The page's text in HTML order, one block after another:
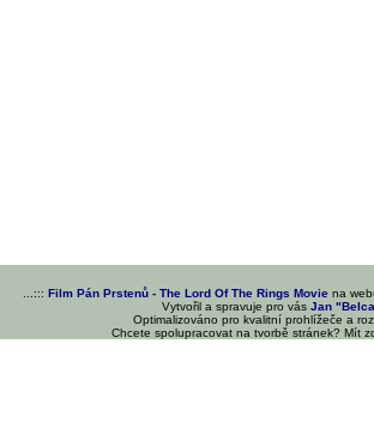
...::: Film Pán Prstenů - The Lord Of The Rings Movie na
Vytvořil a spravuje pro vásJan
Optimalizováno pro kvalitní prohlížeče a
Chcete spolupracovat na tvorbě stránek? Mít